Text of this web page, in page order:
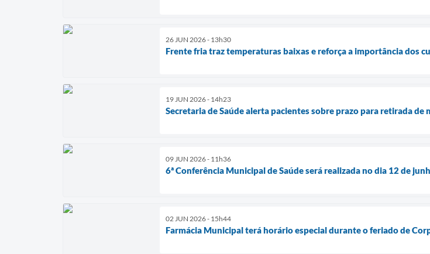
26 JUN 2026 - 13h30
Frente fria traz temperaturas baixas e reforça a importância dos
19 JUN 2026 - 14h23
Secretaria de Saúde alerta pacientes sobre prazo para retirada de
09 JUN 2026 - 11h36
6ª Conferência Municipal de Saúde será realizada no dia 12 de
02 JUN 2026 - 15h44
Farmácia Municipal terá horário especial durante o feriado de